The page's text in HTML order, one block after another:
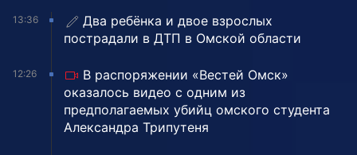
13:36
Два ребёнка и двое взрослых
пострадали в ДТП в Омской области
12:26
В распоряжении «Вестей Омск»
оказалось видео с одним из
предполагаемых убийц омского студента
Александра Трипутеня